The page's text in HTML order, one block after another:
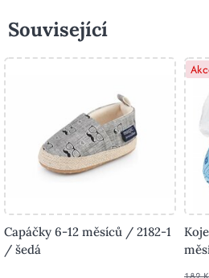
Související
Capáčky 6-12 měsíců / 2182-1
/ šedá